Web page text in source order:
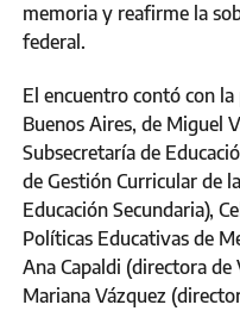
memoria y reafirme la
federal.
El encuentro contó con
Buenos Aires, de Miguel
Subsecretaría de
de Gestión Curricular de
Educación Secundaria),
Políticas Educativas de
Ana Capaldi (directora
Mariana Vázquez